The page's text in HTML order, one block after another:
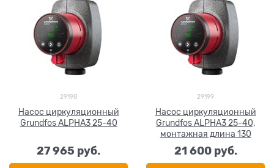
29198
Насос циркуляционный
Grundfos ALPHA3 25-40
27 965 руб.
29199
Насос циркуляционный
Grundfos ALPHA3 25-40,
монтажная длина 130
21 600 руб.